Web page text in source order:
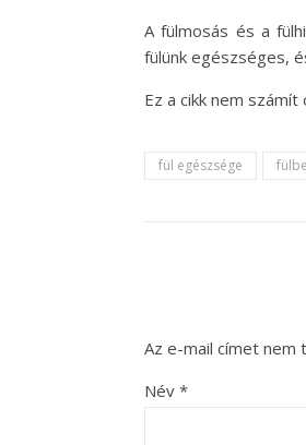
A fülmosás és a
fülünk egészséges,
Ez a cikk nem
fül egészsége
Az e-mail címet nem
Név *